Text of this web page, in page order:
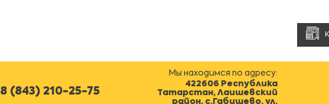
8 (843) 210-25-75
Мы находимся по адресу:
422606 Республика
Татарстан, Лаишевский
район, с.Габишево, ул.